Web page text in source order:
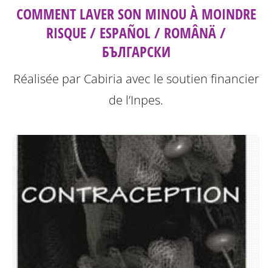
COMMENT LAVER SON MINOU À MOINDRE
RISQUE / ESPAÑOL / ROMÂNÄ /
БЪЛГАРСКИ
Réalisée par Cabiria avec le soutien financier
de l’Inpes.